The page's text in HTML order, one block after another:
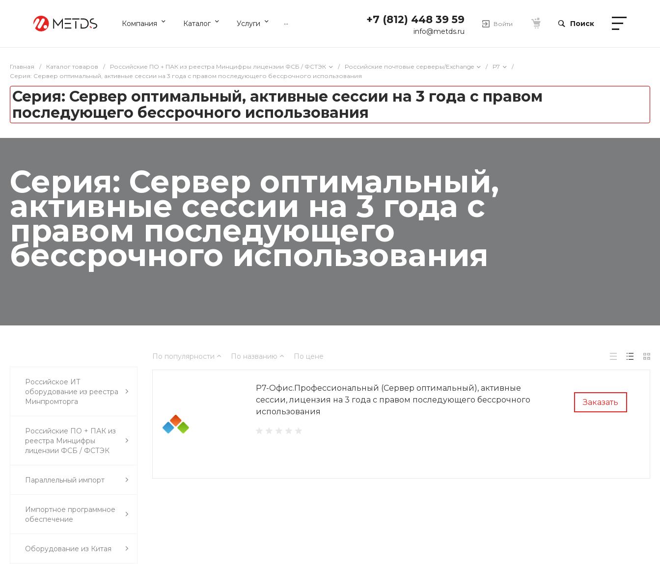
Компания Каталог Услуги ... +7 (812) 448 39 59
info@metds.ru
Войти Поиск
Главная / Каталог товаров / Российские ПО + ПАК из реестра Минцифры лицензии ФСБ / ФСТЭК / Российские почтовые серверы/Exchange / Р7
/
Серия: Сервер оптимальный, активные сессии на 3 года с правом последующего бессрочного использования
Серия: Сервер оптимальный, активные сессии на 3 года с правом
последующего бессрочного использования
Серия: Сервер оптимальный,
активные сессии на 3 года с
правом последующего
бессрочного использования
Российское ИТ
оборудование из реестра
Минпромторга
Российские ПО + ПАК из
реестра Минцифры
лицензии ФСБ / ФСТЭК
Параллельный импорт
Импортное программное
обеспечение
Оборудование из Китая
По популярности По названию По цене
Заказать
Р7-Офис.Профессиональный (Сервер оптимальный), активные
сессии, лицензия на 3 года с правом последующего бессрочного
использования